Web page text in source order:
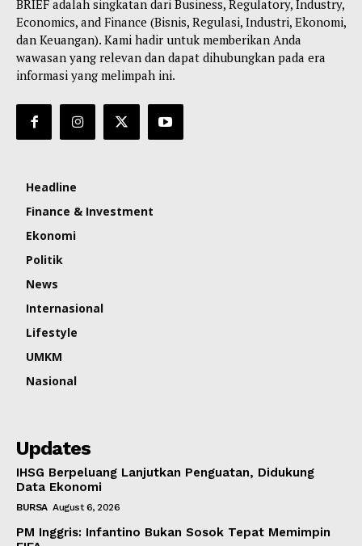
BRIEF adalah singkatan dari Business, Regulatory, Industry,
Economics, and Finance (Bisnis, Regulasi, Industri, Ekonomi,
dan Keuangan). Kami hadir untuk memberikan Anda
wawasan yang relevan dan dapat dihubungkan pada era
informasi yang melimpah ini.
Headline
Finance & Investment
Ekonomi
Politik
News
Internasional
Lifestyle
UMKM
Nasional
Updates
IHSG Berpeluang Lanjutkan Penguatan, Didukung
Data Ekonomi
BURSA August 6, 2026
PM Inggris: Infantino Bukan Sosok Tepat Memimpin